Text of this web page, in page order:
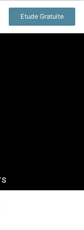
Etude Gratuite